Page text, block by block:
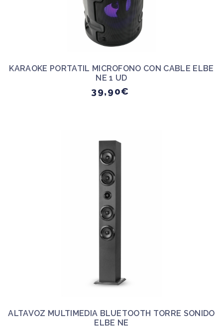
KARAOKE PORTATIL MICROFONO CON CABLE ELBE
NE 1 UD
39,90€
ALTAVOZ MULTIMEDIA BLUETOOTH TORRE SONIDO
ELBE NE